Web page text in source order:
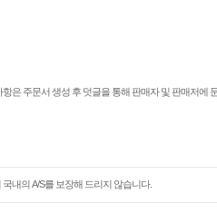
은 주문서 생성 후 덧글을 통해 판매자 및 판매저에
내의 A/S를 보장해 드리지 않습니다.